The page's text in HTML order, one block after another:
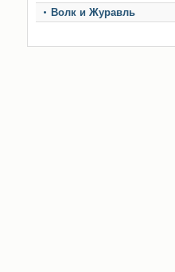
Волк и Журавль